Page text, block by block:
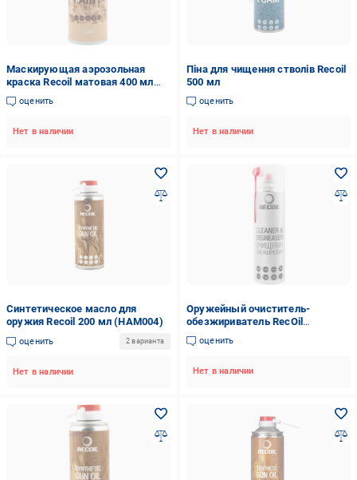
Маскирующая аэрозольная
краска Recoil матовая 400 мл
Песок
оценить
Нет в наличии
Піна для чищення стволів Recoil
500 мл
оценить
Нет в наличии
Синтетическое масло для
оружия Recoil 200 мл (HAM004)
оценить 2 варианта
Нет в наличии
Оружейный очиститель-
обезжириватель RecOil
аэрозоль 500 мл
оценить
Нет в наличии